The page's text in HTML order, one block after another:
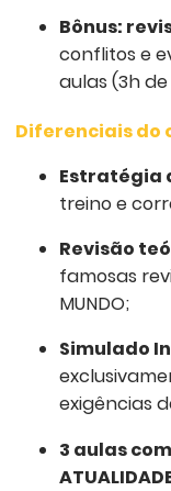
Bônus:
conflitos e
aulas (3h
Diferenciais do
Estratégia
treino e
Revisão
famosas
MUNDO;
Simulado
exigências
3 aulas